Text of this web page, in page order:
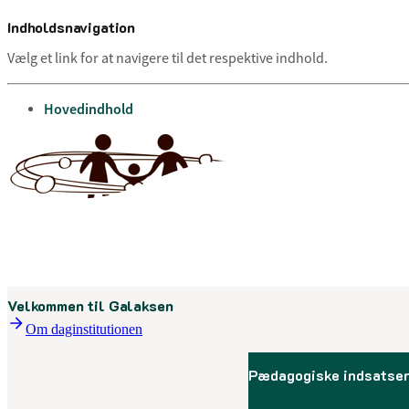
Indholdsnavigation
Vælg et link for at navigere til det respektive indhold.
gå til
Hovedindhold
Velkommen til Galaksen
Om daginstitutionen
Pædagogiske indsatser